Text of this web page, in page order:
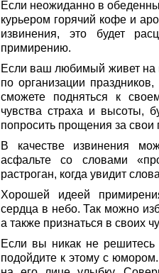
Если неожиданно в
курьером горячий кофе и
извинения, это будет
примирению.
Если ваш любимый живет на
по организации
сможете подняться к
чувства страха и высоты,
попросить прощения за свои
В качестве извинения
асфальте со словами
растроган, когда увидит
Хорошей идеей
сердца в небо. Так можно
а также признаться в своих
Если вы никак не
подойдите к этому с